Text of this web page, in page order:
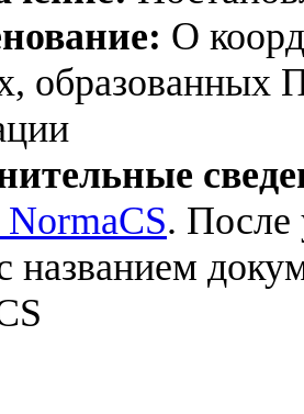
О
образованных
. После
названием